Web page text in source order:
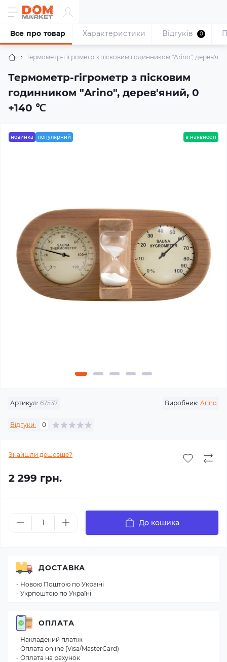
Термометр-гігрометр з пісковим годинником "Arino",
Термометр-гігрометр з пісковим
годинником "Arino", дерев'яний, 0
+140 ℃
Все про товар Характеристики Відгуків 0
новинка популярний в наявності
Артикул: 67537 Виробник: Arino
Відгуки: 0
Знайшли дешевше?
2 299 грн.
До кошика
ДОСТАВКА
- Новою Поштою по Україні
- Укрпоштою по Україні
ОПЛАТА
- Накладений платіж
- Оплата online (Visa/MasterCard)
- Оплата на рахунок